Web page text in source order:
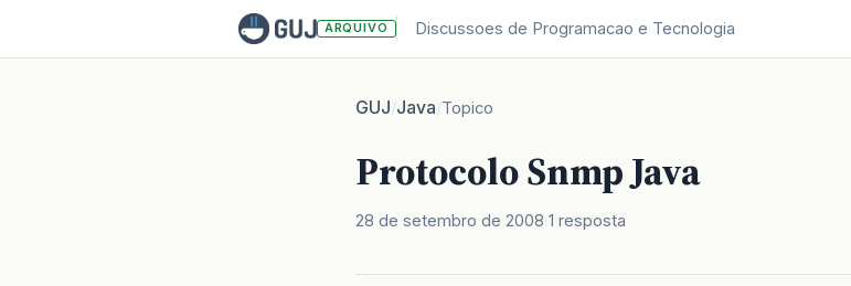
ARQUIVO Discussoes de Programacao e Tecnologia
GUJ/Java/Topico
Protocolo Snmp Java
28 de setembro de 2008 1 resposta